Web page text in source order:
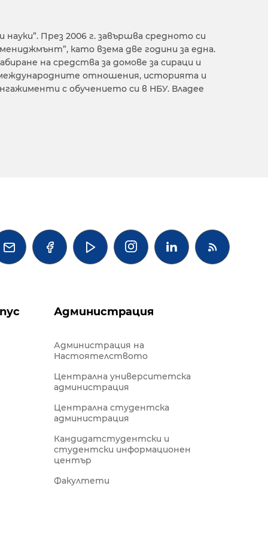
През 2006 г. завършва средното си
като взема две години за една.
на средства за домове за сираци и
отношения, историята и
с обучението си в НБУ. Владее
   
Администрация
Администрация на
Настоятелството
Централна университетска
администрация
Централна студентска
администрация
Кандидатстудентски и
студентски информационен
център
Факултети